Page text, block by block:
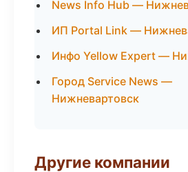
News Info Hub —
ИП Portal Link —
Инфо Yellow Expert —
Город Service News —
Нижневартовск
Другие компании